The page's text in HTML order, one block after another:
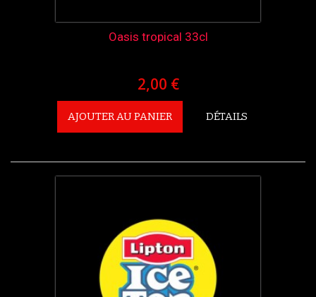
Oasis tropical 33cl
2,00 €
AJOUTER AU PANIER DÉTAILS